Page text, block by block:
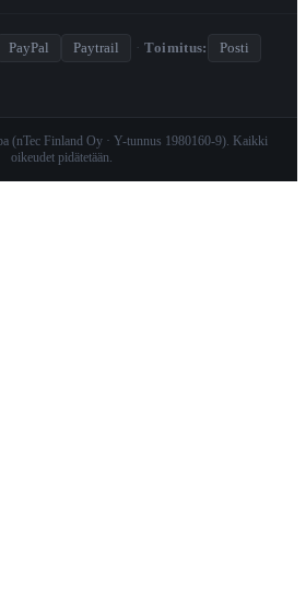
PayPal Paytrail · Toimitus:
Posti
(nTec Finland Oy · Y-tunnus 1980160-9). Kaikki
oikeudet pidätetään.